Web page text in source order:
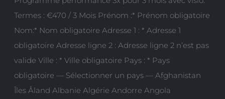
Termes : €470 / 3 Mois Prénom :* Prénom obligatoire
Nom:* Nom obligatoire Adresse 1 : * Adresse 1
obligatoire Adresse ligne 2 : Adresse ligne 2 n’est pas
valide Ville : * Ville obligatoire Pays : * Pays
obligatoire — Sélectionner un pays — Afghanistan
Îles Åland Albanie Algérie Andorre Angola
3
mois
+
Visio